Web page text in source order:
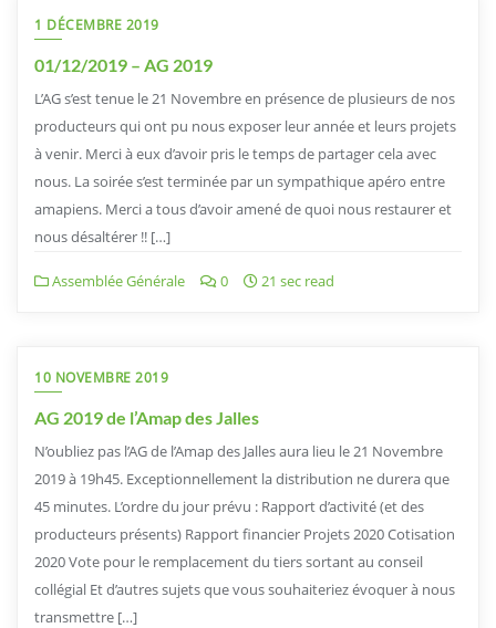
1 DÉCEMBRE 2019
01/12/2019 – AG 2019
L’AG s’est tenue le 21 Novembre en présence de plusieurs de nos
producteurs qui ont pu nous exposer leur année et leurs projets
à venir. Merci à eux d’avoir pris le temps de partager cela avec
nous. La soirée s’est terminée par un sympathique apéro entre
amapiens. Merci a tous d’avoir amené de quoi nous restaurer et
nous désaltérer !! […]
Assemblée Générale 0 21 sec read
10 NOVEMBRE 2019
AG 2019 de l’Amap des Jalles
N’oubliez pas l’AG de l’Amap des Jalles aura lieu le 21 Novembre
2019 à 19h45. Exceptionnellement la distribution ne durera que
45 minutes. L’ordre du jour prévu : Rapport d’activité (et des
producteurs présents) Rapport financier Projets 2020 Cotisation
2020 Vote pour le remplacement du tiers sortant au conseil
collégial Et d’autres sujets que vous souhaiteriez évoquer à nous
transmettre […]